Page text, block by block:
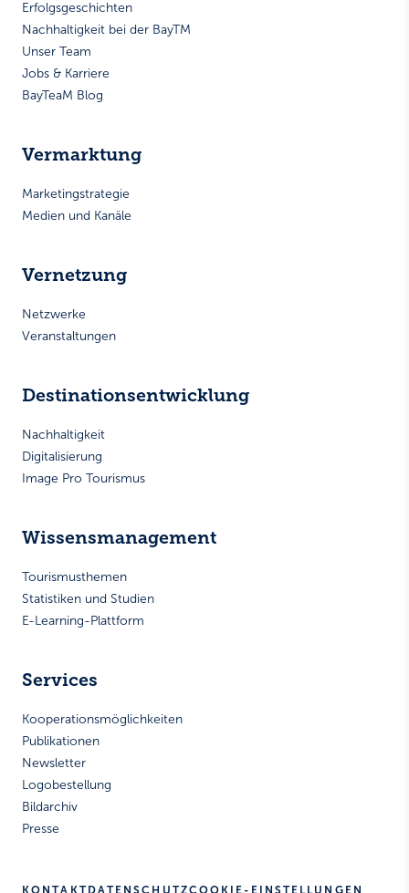
Erfolgsgeschichten
Nachhaltigkeit bei der BayTM
Unser Team
Jobs & Karriere
BayTeaM Blog
Vermarktung
Marketingstrategie
Medien und Kanäle
Vernetzung
Netzwerke
Veranstaltungen
Destinationsentwicklung
Nachhaltigkeit
Digitalisierung
Image Pro Tourismus
Wissensmanagement
Tourismusthemen
Statistiken und Studien
E-Learning-Plattform
Services
Kooperationsmöglichkeiten
Publikationen
Newsletter
Logobestellung
Bildarchiv
Presse